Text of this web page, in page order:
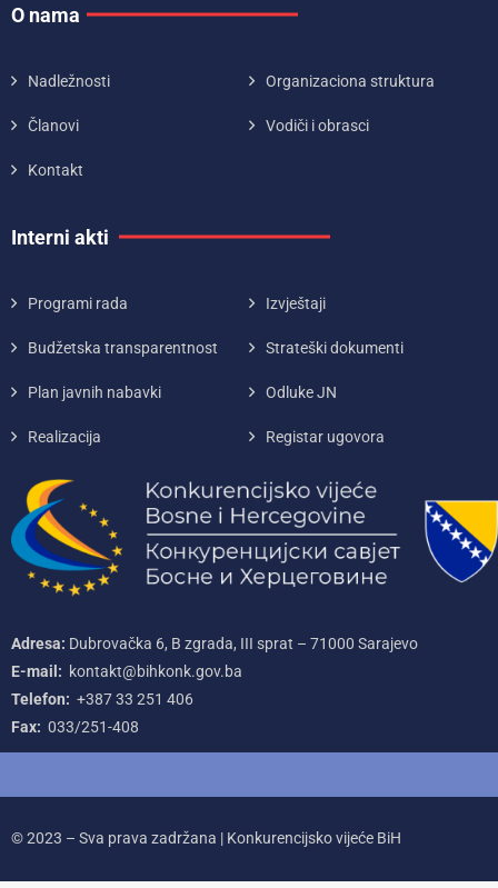
O nama
Nadležnosti Organizaciona struktura
Članovi Vodiči i obrasci
Kontakt
Interni akti
Programi rada Izvještaji
Budžetska transparentnost Strateški dokumenti
Plan javnih nabavki Odluke JN
Realizacija Registar ugovora
Adresa: Dubrovačka 6, B zgrada, III sprat – 71000‌ Sarajevo
E-mail: kontakt@bihkonk.gov.ba
Telefon: +387‌ 33‌ 251‌ 406
Fax: 033/251-408
© 2023 – Sva prava zadržana | Konkurencijsko vijeće BiH